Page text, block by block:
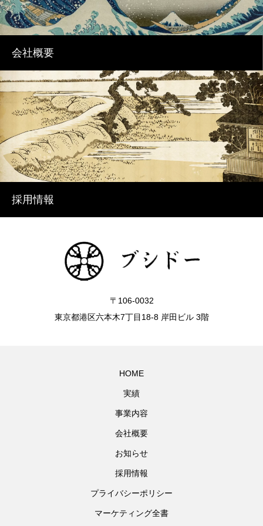
会社概要
採用情報
〒106-0032
東京都港区六本木7丁目18-8 岸田ビル 3階
HOME
実績
事業内容
会社概要
お知らせ
採用情報
プライバシーポリシー
マーケティング全書